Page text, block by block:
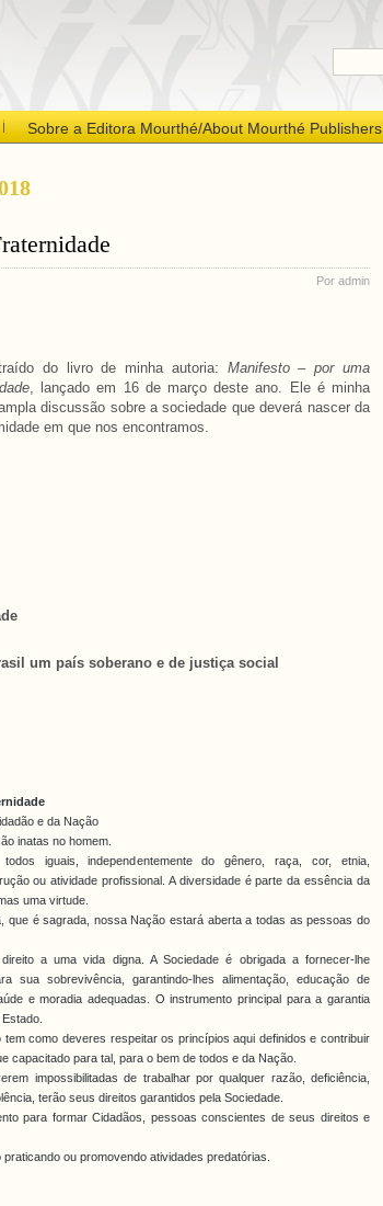
Sobre a Editora Mourthé/About Mourthé Publishers
Por admin
do livro de minha autoria: Manifesto – por uma
, lançado em 16 de março deste ano. Ele é minha
discussão sobre a sociedade que deverá nascer da
em que nos encontramos.
um país soberano e de justiça social
e da Nação
inatas no homem.
iguais, independentemente do gênero, raça, cor, etnia,
ou atividade profissional. A diversidade é parte da essência da
uma virtude.
que é sagrada, nossa Nação estará aberta a todas as pessoas do
a uma vida digna. A Sociedade é obrigada a fornecer-lhe
sua sobrevivência, garantindo-lhes alimentação, educação de
e moradia adequadas. O instrumento principal para a garantia
tem como deveres respeitar os princípios aqui definidos e contribuir
capacitado para tal, para o bem de todos e da Nação.
impossibilitadas de trabalhar por qualquer razão, deficiência,
terão seus direitos garantidos pela Sociedade.
para formar Cidadãos, pessoas conscientes de seus direitos e
praticando ou promovendo atividades predatórias.